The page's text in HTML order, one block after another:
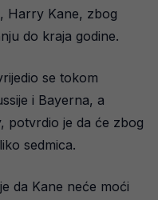
Harry Kane, zbog
do kraja godine.
se tokom
i Bayerna, a
potvrdio je da će zbog
sedmica.
da Kane neće moći